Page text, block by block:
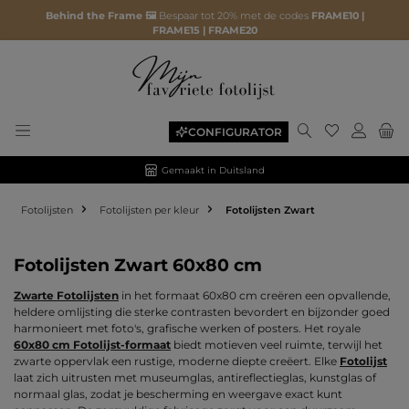
Behind the Frame 🖼️ Bespaar tot 20% met de codes FRAME10 |
FRAME15 | FRAME20
CONFIGURATOR Je hebt 0
Gemaakt in Duitsland
Fotolijsten Fotolijsten per kleur Fotolijsten Zwart
Fotolijsten Zwart 60x80 cm
Zwarte Fotolijsten in het formaat 60x80 cm creëren een opvallende,
heldere omlijsting die sterke contrasten bevordert en bijzonder goed
harmonieert met foto's, grafische werken of posters. Het royale
60x80 cm Fotolijst-formaat biedt motieven veel ruimte, terwijl het
zwarte oppervlak een rustige, moderne diepte creëert. Elke Fotolijst
laat zich uitrusten met museumglas, antireflectieglas, kunstglas of
normaal glas, zodat je bescherming en weergave exact kunt